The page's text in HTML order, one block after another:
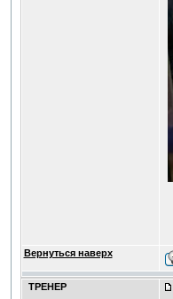
Вернуться наверх
ТРЕНЕР